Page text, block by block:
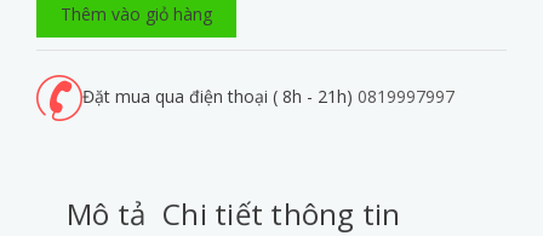
Thêm vào giỏ hàng
Đặt mua qua điện thoại ( 8h - 21h) 0819997997
Mô tả Chi tiết thông tin